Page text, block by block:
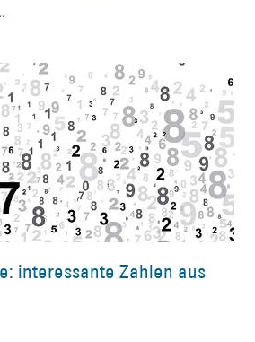
interessante Zahlen aus